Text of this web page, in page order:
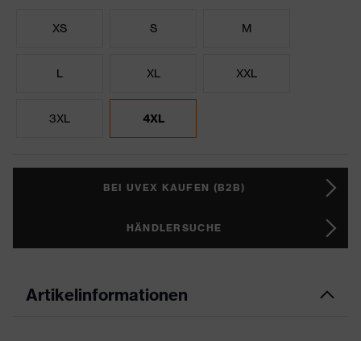
XS S M
L XL XXL
3XL 4XL
BEI UVEX KAUFEN (B2B)
HÄNDLERSUCHE
Artikelinformationen